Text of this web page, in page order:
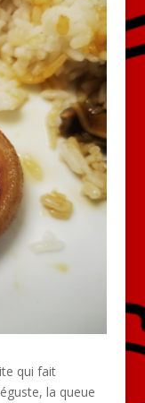
qui fait
la queue